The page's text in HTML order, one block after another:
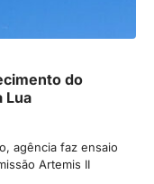
do
Lua
agência faz ensaio
Artemis II